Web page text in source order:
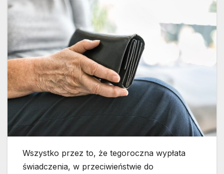
Wszystko przez to, że tegoroczna wypłata
świadczenia, w przeciwieństwie do